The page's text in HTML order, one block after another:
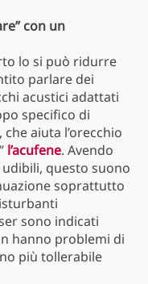
con un
lo si può ridurre
parlare dei
acustici adattati
specifico di
aiuta l’orecchio
l’acufene. Avendo
questo suono
soprattutto
sono indicati
hanno problemi di
più tollerabile